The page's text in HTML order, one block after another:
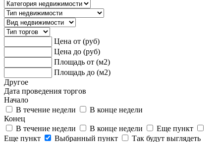
Цена от (руб)
Цена до (руб)
Площадь от (м2)
Площадь до (м2)
Другое
Дата проведения торгов
Начало
В течение недели
В конце недели
Конец
В течение недели
В конце недели
Еще пункт
Еще пункт
Выбранный пункт
Так будут выглядеть